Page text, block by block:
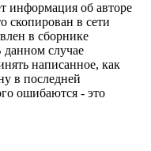
информация об авторе
скопирован в сети
в сборнике
данном случае
написанное, как
в последней
ошибаются - это